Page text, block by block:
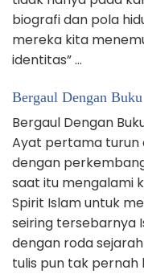
biografi dan pola
mereka kita
identitas” …
Bergaul Dengan Buku
Bergaul Dengan
Ayat pertama turun
dengan
saat itu mengalami
Spirit Islam untuk
seiring tersebarnya
dengan roda
tulis pun tak pernah